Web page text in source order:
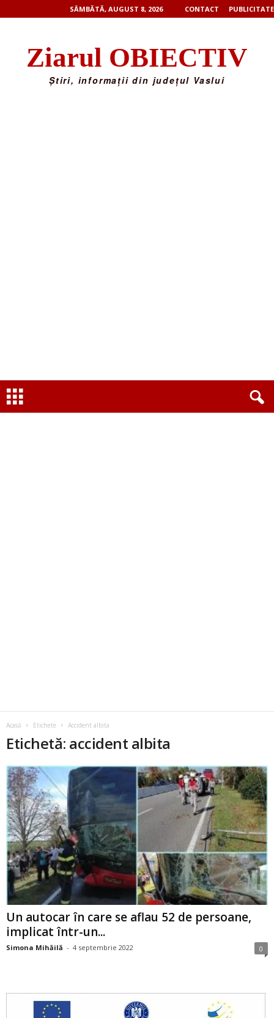
SÂMBĂTĂ, AUGUST 8, 2026 CONTACT PUBLICITATE
Ziarul OBIECTIV
Știri, informații din județul Vaslui
Acasă Etichete Accident albita
Etichetă: accident albita
Un autocar în care se aflau 52 de persoane,
implicat într-un...
Simona Mihăilă - 4 septembrie 2022 0